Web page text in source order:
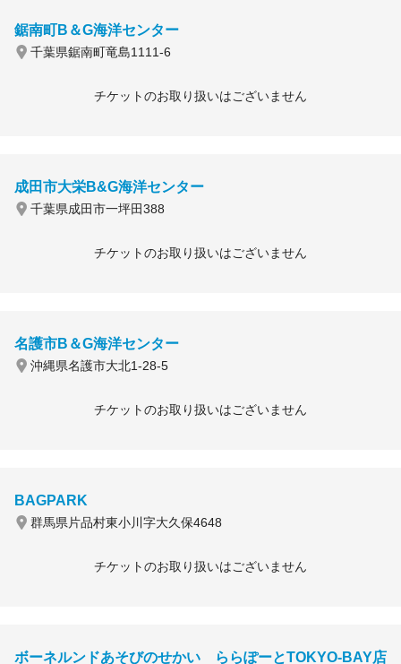
鋸南町B＆G海洋センター
千葉県鋸南町竜島1111-6
チケットのお取り扱いはございません
成田市大栄B&G海洋センター
千葉県成田市一坪田388
チケットのお取り扱いはございません
名護市B＆G海洋センター
沖縄県名護市大北1-28-5
チケットのお取り扱いはございません
BAGPARK
群馬県片品村東小川字大久保4648
チケットのお取り扱いはございません
ボーネルンドあそびのせかい ららぽーとTOKYO-BAY店